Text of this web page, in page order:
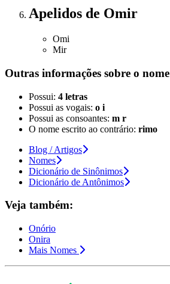
Apelidos de Omir
Omi
Mir
Outras informações sobre o nome
Possui: 4 letras
Possui as vogais: o i
Possui as consoantes: m r
O nome escrito ao contrário: rimo
Blog / Artigos
Nomes
Dicionário de Sinônimos
Dicionário de Antônimos
Veja também:
Onório
Onira
Mais Nomes